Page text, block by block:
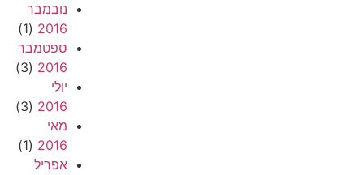
נובמבר
2016
(1)
ספטמבר
2016
(3)
יולי
2016
(3)
מאי
2016
(1)
אפריל